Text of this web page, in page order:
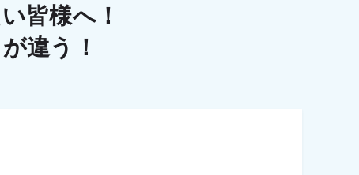
皆様へ！
違う！